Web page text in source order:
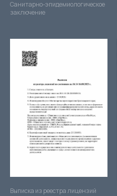
Санитарно-эпидемиологическое
заключение
Выписка из реестра лицензий